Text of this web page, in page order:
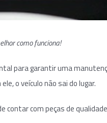
como funciona!
para garantir uma
o veículo não sai do lugar.
contar com peças de